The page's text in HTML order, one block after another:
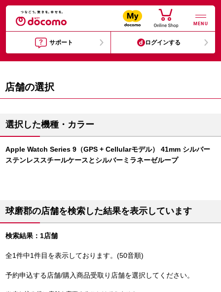
MENU
サポート ログインする
店舗の選択
選択した機種・カラー
Apple Watch Series 9（GPS + Cellularモデル） 41mm シルバー
ステンレススチールケースとシルバーミラネーゼループ
球磨郡の店舗を検索した結果を表示しています
検索結果：1店舗
全1件中1件目を表示しております。(50音順)
予約申込する店舗/購入商品受取り店舗を選択してください。